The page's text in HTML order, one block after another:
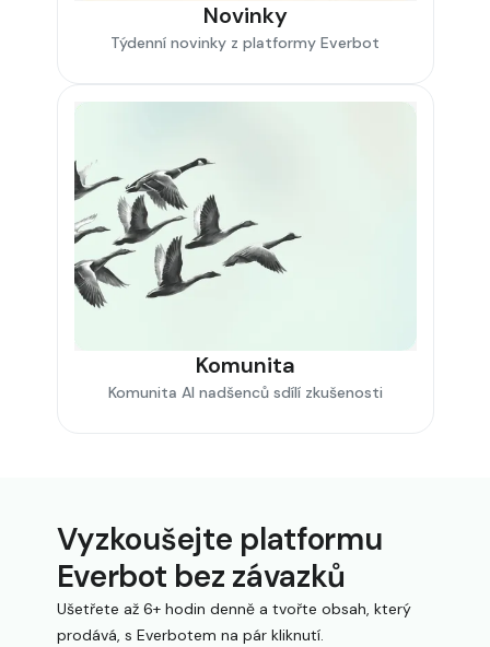
Novinky
Týdenní novinky z platformy Everbot
Komunita
Komunita AI nadšenců sdílí zkušenosti
Vyzkoušejte platformu
Everbot bez závazků
Ušetřete až 6+ hodin denně a tvořte obsah, který
prodává, s Everbotem na pár kliknutí.